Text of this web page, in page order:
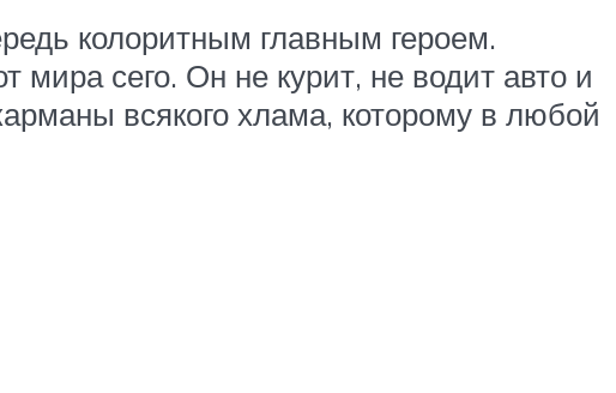
колоритным главным героем.
мира сего. Он не курит, не водит авто и
всякого хлама, которому в любой